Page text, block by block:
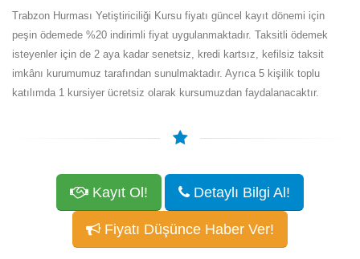
Trabzon Hurması Yetiştiriciliği Kursu fiyatı güncel kayıt dönemi için
peşin ödemede %20 indirimli fiyat uygulanmaktadır. Taksitli ödemek
isteyenler için de 2 aya kadar senetsiz, kredi kartsız, kefilsiz taksit
imkânı kurumumuz tarafından sunulmaktadır. Ayrıca 5 kişilik toplu
katılımda 1 kursiyer ücretsiz olarak kursumuzdan faydalanacaktır.
Kayıt Ol! Detaylı Bilgi Al!
Fiyatı Düşünce Haber Ver!